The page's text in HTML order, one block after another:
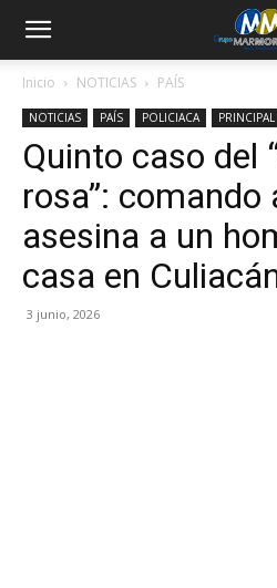
Inicio NOTICIAS PAÍS
NOTICIAS PAÍS POLICIACA PRINCIPAL
Quinto caso del
rosa”: comando
asesina a un
casa en
3 junio, 2026